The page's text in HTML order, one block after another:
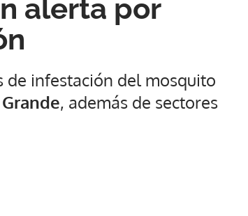
alerta por
de infestación del mosquito
, además de sectores